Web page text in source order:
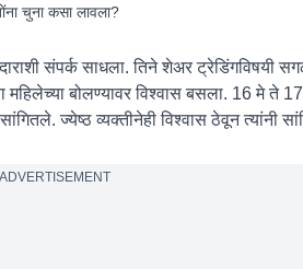
चुना कसा लावला?
संपर्क साधला. तिने शेअर ट्रेडिंगविषयी
महिलेच्या बोलण्यावर विश्वास बसला. 16 मे ते
ज्येष्ठ व्यक्तीनेही विश्वास ठेवून त्यांनी
ADVERTISEMENT